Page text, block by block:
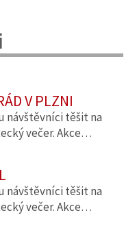
V PLZNI
návštěvníci těšit na
večer. Akce…
návštěvníci těšit na
večer. Akce…